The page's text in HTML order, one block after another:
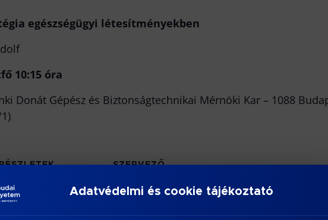
egészségügyi létesítményekben
10:15 óra
Donát Gépész és Biztonságtechnikai Mérnöki Kar – 1088
03/17
SZERVEZŐ
Tekintse meg a Szervező
Adatvédelmi és cookie tájékoztató